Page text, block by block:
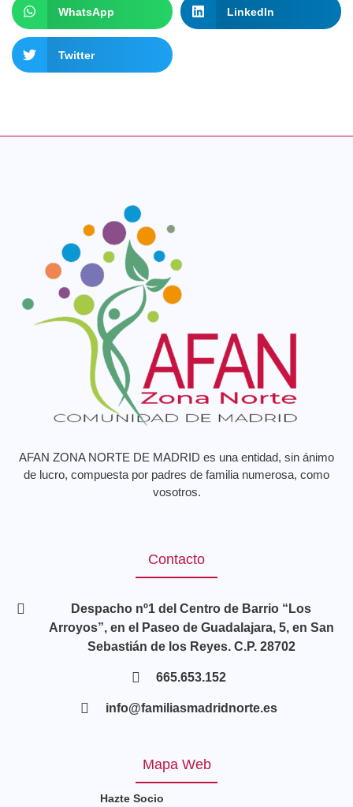
WhatsApp LinkedIn
Twitter
AFAN ZONA NORTE DE MADRID es una entidad, sin ánimo
de lucro, compuesta por padres de familia numerosa, como
vosotros.
Contacto
Despacho nº1 del Centro de Barrio “Los
Arroyos”, en el Paseo de Guadalajara, 5, en San
Sebastián de los Reyes. C.P. 28702
665.653.152
info@familiasmadridnorte.es
Mapa Web
Hazte Socio